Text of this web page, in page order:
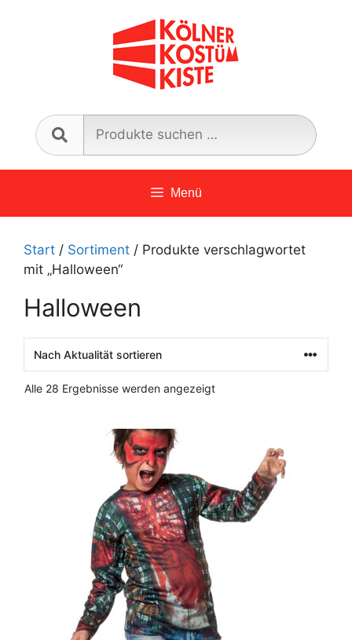
nach:
Menü
Start / Sortiment / Produkte verschlagwortet
mit „Halloween“
Halloween
Alle 28 Ergebnisse werden angezeigtNach